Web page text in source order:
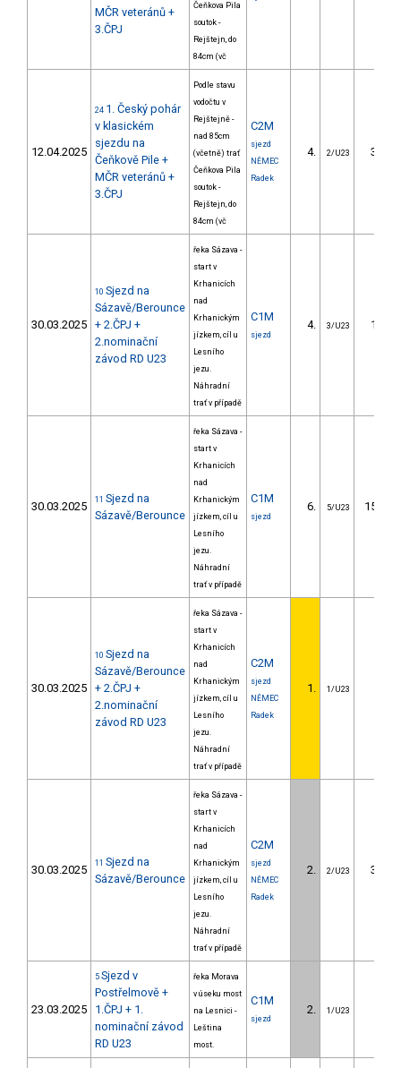
MČR veteránů +
3.ČPJ
Čeňkova Pila
soutok -
Rejštejn, do
84cm (vč
12.04.2025
24 1. Český pohár
v klasickém
sjezdu na
Čeňkově Pile +
MČR veteránů +
3.ČPJ
Podle stavu
vodočtu v
Rejštejně -
nad 85cm
(včetně) trať
Čeňkova Pila
soutok -
Rejštejn, do
84cm (vč
C2M
sjezd
NĚMEC
Radek
4. 2/U23 37.41
30.03.2025
10 Sjezd na
Sázavě/Berounce
+ 2.ČPJ +
2.nominační
závod RD U23
řeka Sázava -
start v
Krhanicích
nad
Krhanickým
jízkem, cíl u
Lesního
jezu.
Náhradní
trať v případě
C1M
sjezd
4. 3/U23 13.60
30.03.2025 11 Sjezd na
Sázavě/Berounce
řeka Sázava -
start v
Krhanicích
nad
Krhanickým
jízkem, cíl u
Lesního
jezu.
Náhradní
trať v případě
C1M
sjezd
6. 5/U23 156.50
30.03.2025
10 Sjezd na
Sázavě/Berounce
+ 2.ČPJ +
2.nominační
závod RD U23
řeka Sázava -
start v
Krhanicích
nad
Krhanickým
jízkem, cíl u
Lesního
jezu.
Náhradní
trať v případě
C2M
sjezd
NĚMEC
Radek
1. 1/U23
30.03.2025 11 Sjezd na
Sázavě/Berounce
řeka Sázava -
start v
Krhanicích
nad
Krhanickým
jízkem, cíl u
Lesního
jezu.
Náhradní
trať v případě
C2M
sjezd
NĚMEC
Radek
2. 2/U23 33.30
23.03.2025
5 Sjezd v
Postřelmově +
1.ČPJ + 1.
nominační závod
RD U23
řeka Morava
v úseku most
na Lesnici -
Leština
most.
C1M
sjezd
2. 1/U23